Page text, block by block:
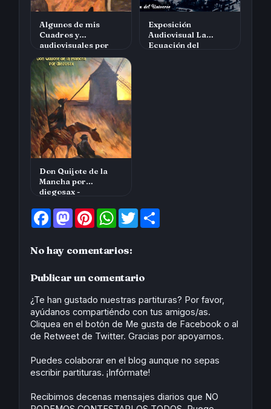
Algunos de mis
Cuadros y
audiovisuales por
diegosax
Exposición
Audiovisual La
Ecuación del
Don Quijote de la
Mancha por
diegosax -
- Audiov…
F
b
k
M
o
n
P
e
s
W
s
p
T
w
No hay comentarios:
Publicar un comentario
¿Te han gustado nuestras partituras? Por favor,
ayúdanos compartiéndo con tus amigos/as.
Cliquea en el botón de Me gusta de Facebook o al
de Retweet de Twitter. Gracias por apoyarnos.
Puedes colaborar en el blog aunque no sepas
escribir partituras. ¡Infórmate!
Recibimos decenas mensajes diarios que NO